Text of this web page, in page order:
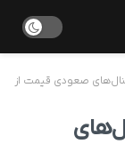
صعودی قیمت از